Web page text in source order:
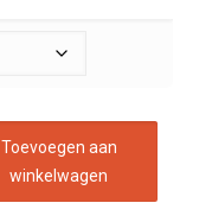
Toevoegen aan
winkelwagen